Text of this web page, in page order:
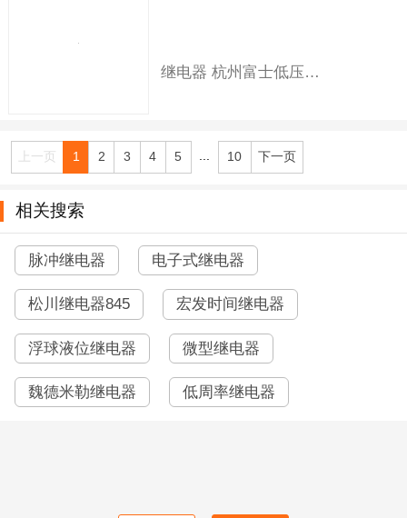
继电器 杭州富士低压电器有限公司
上一页 1 2 3 4 5 ... 10 下一页
相关搜索
脉冲继电器 电子式继电器
松川继电器845 宏发时间继电器
浮球液位继电器 微型继电器
魏德米勒继电器 低周率继电器